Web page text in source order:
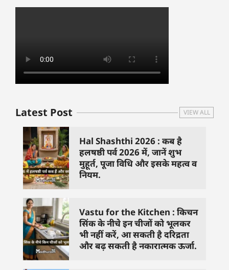
Latest Post VIEW ALL
Hal Shashthi 2026 : कब है
हलषष्ठी पर्व 2026 में, जानें शुभ
मुहूर्त, पूजा विधि और इसके महत्व व
नियम.
Vastu for the Kitchen : किचन
सिंक के नीचे इन चीजों को भूलकर
भी नहीं करें, आ सकती है दरिद्रता
और बढ़ सकती है नकारात्मक ऊर्जा.